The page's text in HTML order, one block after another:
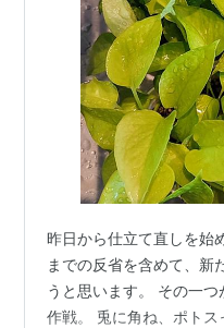
昨日から仕立て直しを始
までの反省を含めて、新
うと思います。 その一つ
作戦。 兎に角ね、ポト